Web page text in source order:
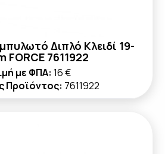
Διπλό Κλειδί 19-
FORCE 7611922
με ΦΠΑ: 16 €
Προϊόντος: 7611922